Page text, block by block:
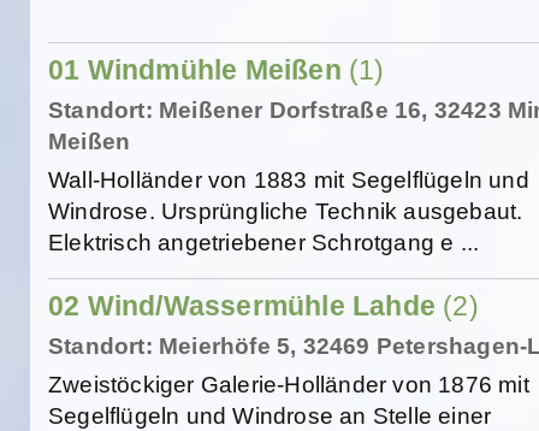
01 Windmühle Meißen (1)
Standort: Meißener Dorfstraße 16, 32423
Meißen
Wall-Holländer von 1883 mit Segelflügeln und
Windrose. Ursprüngliche Technik ausgebaut.
Elektrisch angetriebener Schrotgang e ...
02 Wind/Wassermühle Lahde (2)
Standort: Meierhöfe 5, 32469 Petershagen-
Zweistöckiger Galerie-Holländer von 1876 mit
Segelflügeln und Windrose an Stelle einer